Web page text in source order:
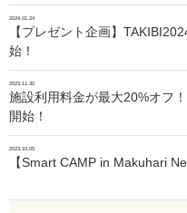
2024.01.24
【プレゼント企画】
始！
2023.11.30
施設利用料金が最大20%オフ
開始！
2023.10.05
【Smart CAMP in Makuhari